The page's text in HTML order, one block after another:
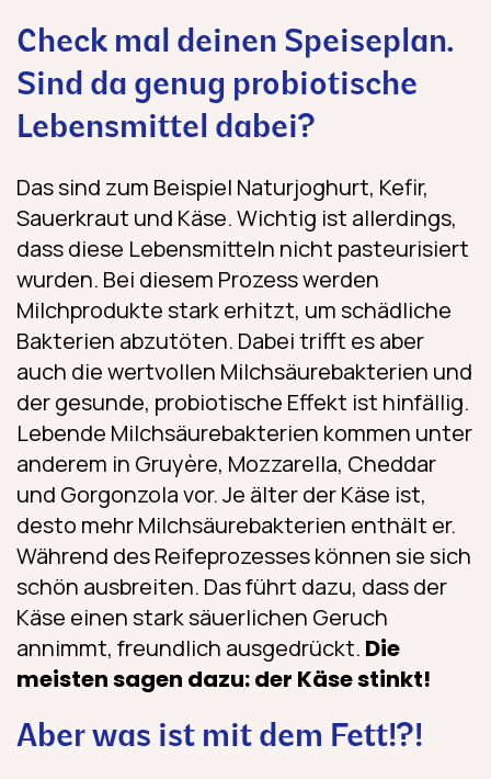
Check mal deinen Speiseplan.
Sind da genug probiotische
Lebensmittel dabei?
Das sind zum Beispiel Naturjoghurt, Kefir,
Sauerkraut und Käse. Wichtig ist allerdings,
dass diese Lebensmitteln nicht pasteurisiert
wurden. Bei diesem Prozess werden
Milchprodukte stark erhitzt, um schädliche
Bakterien abzutöten. Dabei trifft es aber
auch die wertvollen Milchsäurebakterien und
der gesunde, probiotische Effekt ist hinfällig.
Lebende Milchsäurebakterien kommen unter
anderem in Gruyère, Mozzarella, Cheddar
und Gorgonzola vor. Je älter der Käse ist,
desto mehr Milchsäurebakterien enthält er.
Während des Reifeprozesses können sie sich
schön ausbreiten. Das führt dazu, dass der
Käse einen stark säuerlichen Geruch
annimmt, freundlich ausgedrückt. Die
meisten sagen dazu: der Käse stinkt!
Aber was ist mit dem Fett!?!